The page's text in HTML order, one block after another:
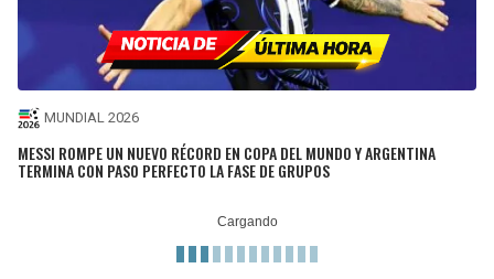
MUNDIAL 2026
MESSI ROMPE UN NUEVO RÉCORD EN COPA DEL MUNDO Y ARGENTINA
TERMINA CON PASO PERFECTO LA FASE DE GRUPOS